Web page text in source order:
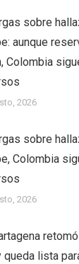
sobre
aunque
Colombia
2026
sobre
Colombia
2026
lista